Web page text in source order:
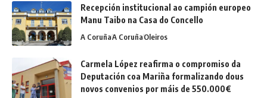
Recepción institucional ao campión europeo
Manu Taibo na Casa do Concello
A CoruñaA CoruñaOleiros
Carmela López reafirma o compromiso da
Deputación coa Mariña formalizando dous
novos convenios por máis de 550.000€